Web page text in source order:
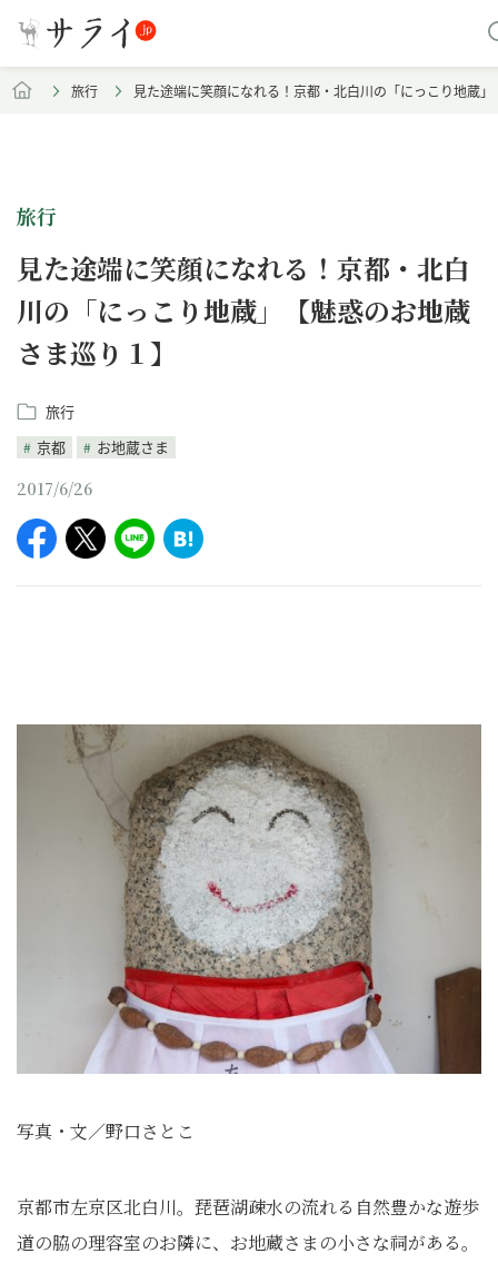
旅行 見た途端に笑顔になれる！京都・北白川の「にっこり地蔵
旅行
見た途端に笑顔になれる！京都・北白
川の「にっこり地蔵」【魅惑のお地蔵
さま巡り１】
旅行
京都
お地蔵さま
2017/6/26
写真・文／野口さとこ
京都市左京区北白川。琵琶湖疎水の流れる自然豊かな遊歩
道の脇の理容室のお隣に、お地蔵さまの小さな祠がある。